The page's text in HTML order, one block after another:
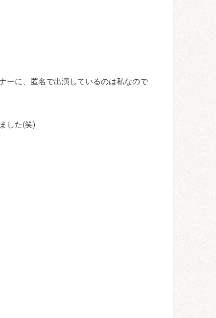
ーに、匿名で出演しているのは私なので
した(笑)